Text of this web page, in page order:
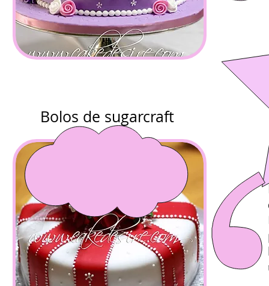
Bolos de sugarcraft